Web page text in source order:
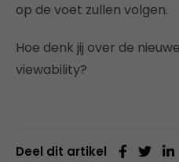
op de voet zullen volgen.
Hoe denk jij over de
viewability?
Deel dit artikel